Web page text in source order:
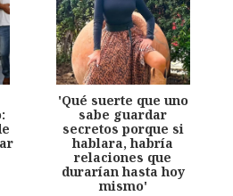
'Qué suerte que uno
sabe guardar
secretos porque si
hablara, habría
relaciones que
durarían hasta hoy
mismo'